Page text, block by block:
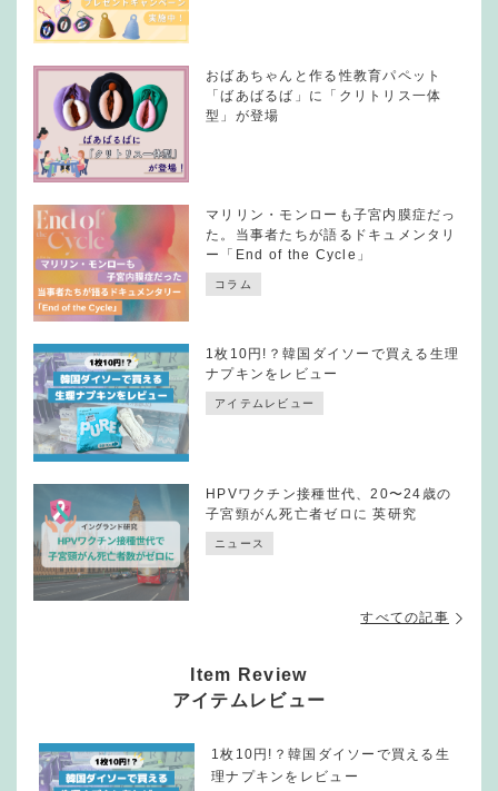
おばあちゃんと作る性教育パペット
「ばあばるば」に「クリトリス一体
型」が登場
マリリン・モンローも子宮内膜症だっ
た。当事者たちが語るドキュメンタリ
ー「End of the Cycle」
コラム
1枚10円!？韓国ダイソーで買える生理
ナプキンをレビュー
アイテムレビュー
HPVワクチン接種世代、20〜24歳の
子宮頸がん死亡者ゼロに 英研究
ニュース
すべての記事
Item Review
アイテムレビュー
1枚10円!？韓国ダイソーで買える生
理ナプキンをレビュー